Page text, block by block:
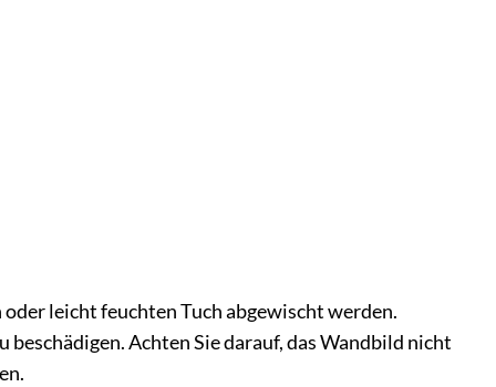
leicht feuchten Tuch abgewischt werden.
Achten Sie darauf, das Wandbild nicht